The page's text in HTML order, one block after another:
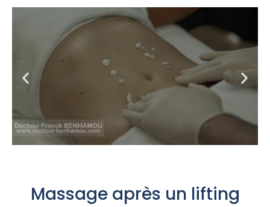
Massage après un lifting